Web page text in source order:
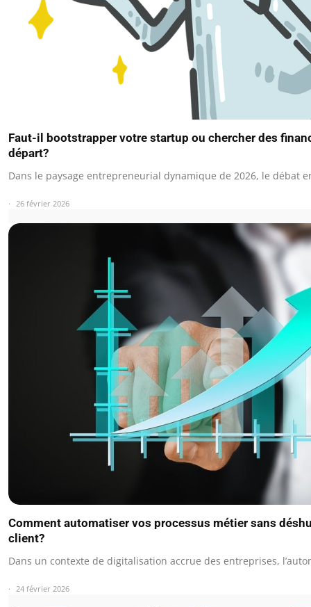
Faut-il bootstrapper votre startup ou chercher des
départ?
Dans le paysage entrepreneurial dynamique de 2026, le débat
26 février 2026
Comment automatiser vos processus métier sans
client?
Dans un contexte de digitalisation accrue des entreprises,
24 février 2026